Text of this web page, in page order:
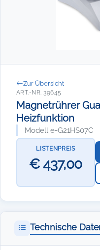
Zur Übersicht
ART.-NR. 39645
Magnetrührer
Heizfunktion
Modell e-G21HS07C
LISTENPREIS
€ 437,00
Technische